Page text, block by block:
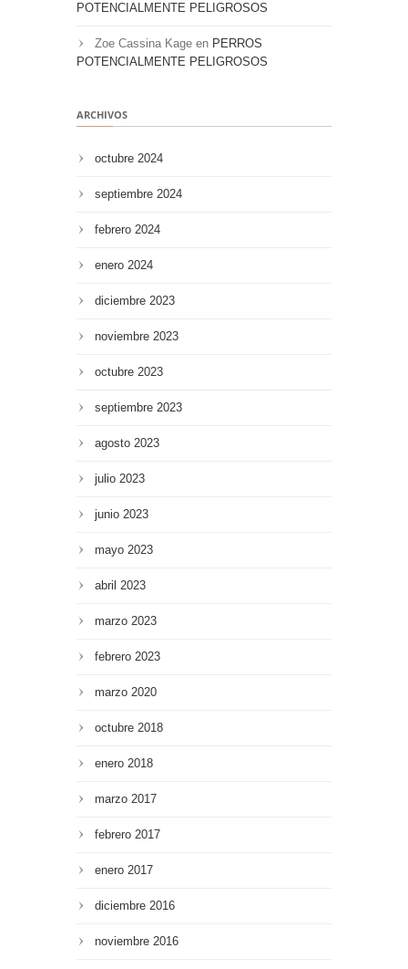
POTENCIALMENTE PELIGROSOS
Zoe Cassina Kage en PERROS
POTENCIALMENTE PELIGROSOS
ARCHIVOS
octubre 2024
septiembre 2024
febrero 2024
enero 2024
diciembre 2023
noviembre 2023
octubre 2023
septiembre 2023
agosto 2023
julio 2023
junio 2023
mayo 2023
abril 2023
marzo 2023
febrero 2023
marzo 2020
octubre 2018
enero 2018
marzo 2017
febrero 2017
enero 2017
diciembre 2016
noviembre 2016